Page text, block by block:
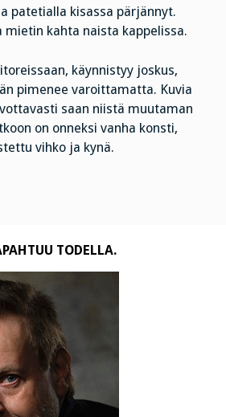
patetialla kisassa pärjännyt.
mietin kahta naista kappelissa.
käynnistyy joskus,
pimenee varoittamatta. Kuvia
saan niistä muutaman
on onneksi vanha konsti,
vihko ja kynä.
TODELLA.